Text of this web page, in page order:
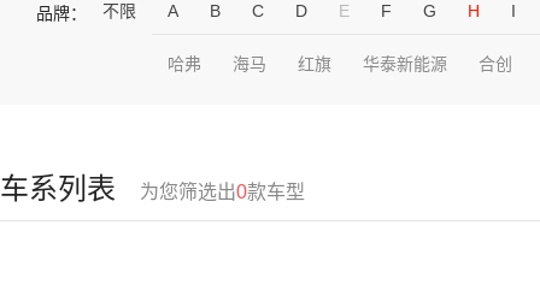
品牌： 不限 A B C D E F G H I
哈弗 海马 红旗 华泰新能源 合创
车系列表 为您筛选出0款车型